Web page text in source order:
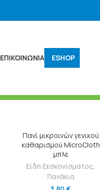
ΕΠΙΚΟΙΝΩΝΙΑ ESHOP
ΠΡΟΣΘΉΚΗ ΣΤΟ ΚΑΛΆΘΙ
Πανί μικροινών γενικού
καθαρισμού MicroCloth
μπλε
Είδη ξεσκονίσματος,
Πανάκια